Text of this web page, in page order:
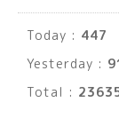
Today : 447
Yesterday :
Total :